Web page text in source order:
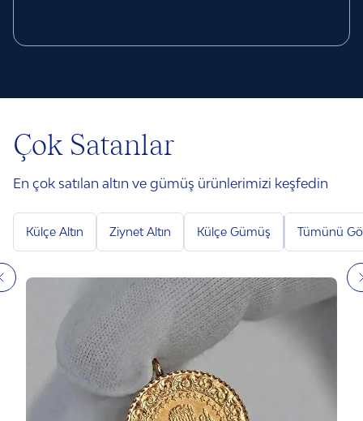
Çok Satanlar
En çok satılan altın ve gümüş ürünlerimizi keşfedin
Külçe Altın Ziynet Altın Külçe Gümüş Tümünü